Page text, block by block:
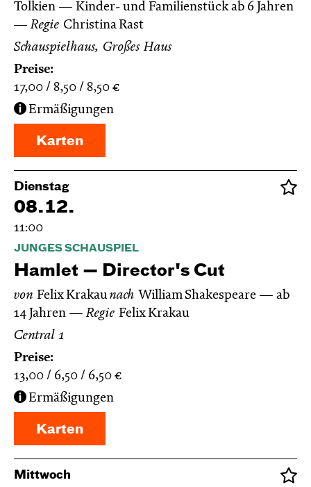
Tolkien
Kinder- und Familienstück ab 6 Jahren
Regie Christina Rast
Schauspielhaus, Großes Haus
Preise:
17,00
8,50 8,50 €
Ermäßigungen
Karten
Dienstag
08.12.
11:00
JUNGES SCHAUSPIEL
Hamlet — Director's Cut
von Felix Krakaunach William Shakespeare
ab
14 Jahren
Regie Felix Krakau
Central 1
Preise:
13,00
6,50 6,50 €
Ermäßigungen
Karten
Mittwoch